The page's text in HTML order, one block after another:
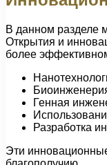
В данном разделе
Открытия и
более
Генная
Разработка
Эти